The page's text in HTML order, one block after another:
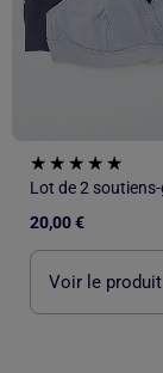
20,00 €
Voir le produit